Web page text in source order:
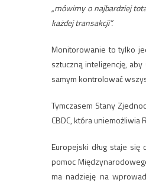
„mówimy o najbardziej
każdej transakcji”.
Monitorowanie to tylko
sztuczną inteligencję,
samym kontrolować
Tymczasem Stany
CBDC, która
Europejski dług staje
pomoc
ma nadzieję na